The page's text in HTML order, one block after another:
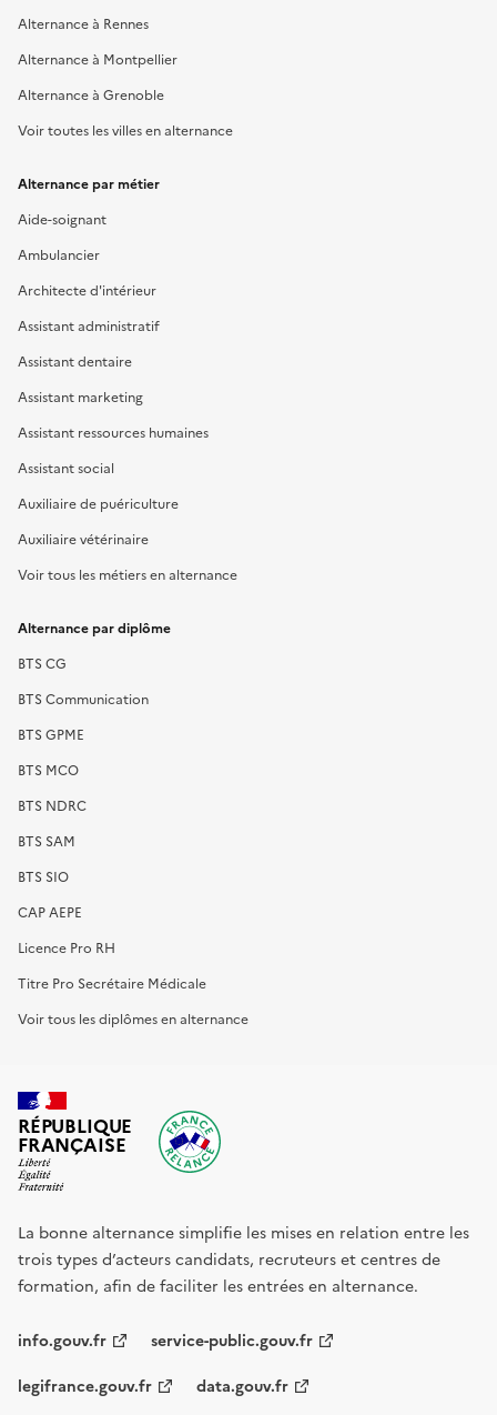
Alternance à Rennes
Alternance à Montpellier
Alternance à Grenoble
Voir toutes les villes en alternance
Alternance par métier
Aide-soignant
Ambulancier
Architecte d'intérieur
Assistant administratif
Assistant dentaire
Assistant marketing
Assistant ressources humaines
Assistant social
Auxiliaire de puériculture
Auxiliaire vétérinaire
Voir tous les métiers en alternance
Alternance par diplôme
BTS CG
BTS Communication
BTS GPME
BTS MCO
BTS NDRC
BTS SAM
BTS SIO
CAP AEPE
Licence Pro RH
Titre Pro Secrétaire Médicale
Voir tous les diplômes en alternance
RÉPUBLIQUE
FRANÇAISE
La bonne alternance simplifie les mises en relation entre les
trois types d’acteurs candidats, recruteurs et centres de
formation, afin de faciliter les entrées en alternance.
info.gouv.fr service-public.gouv.fr
legifrance.gouv.fr data.gouv.fr